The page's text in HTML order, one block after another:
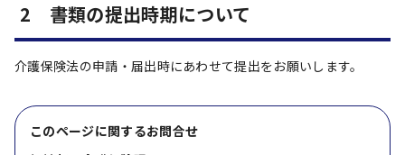
2 書類の提出時期について
介護保険法の申請・届出時にあわせて提出をお願いします。
このページに関するお問合せ